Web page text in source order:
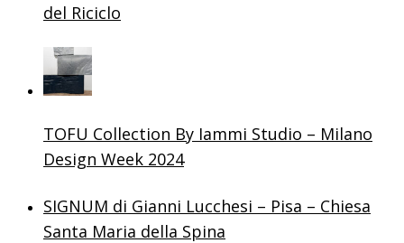
del Riciclo
TOFU Collection By Iammi Studio – Milano
Design Week 2024
SIGNUM di Gianni Lucchesi – Pisa – Chiesa
Santa Maria della Spina